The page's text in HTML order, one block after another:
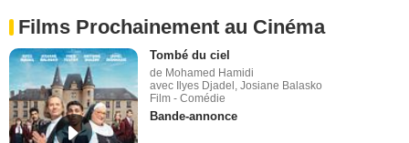
Films Prochainement au Cinéma
Tombé du ciel
de Mohamed Hamidi
avec Ilyes Djadel, Josiane Balasko
Film - Comédie
Bande-annonce